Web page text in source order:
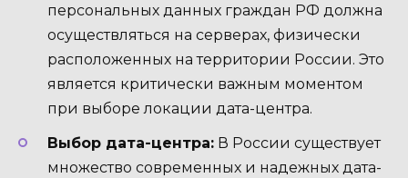
персональных данных граждан РФ должна
осуществляться на серверах, физически
расположенных на территории России. Это
является критически важным моментом
при выборе локации дата-центра.
Выбор дата-центра: В России существует
множество современных и надежных дата-